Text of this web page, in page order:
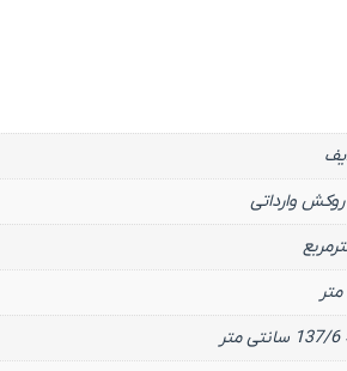
روکش وارداتی